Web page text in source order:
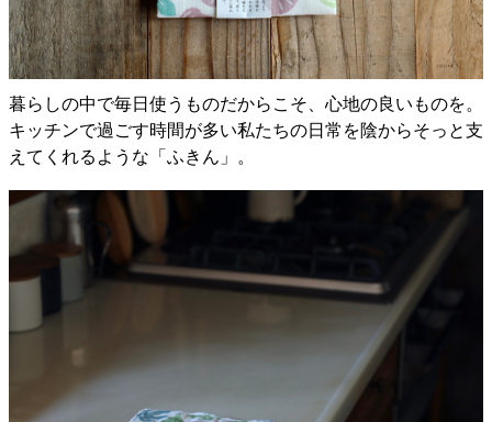
暮らしの中で毎日使うものだからこそ、心地の良いものを。
キッチンで過ごす時間が多い私たちの日常を陰からそっと支
えてくれるような「ふきん」。